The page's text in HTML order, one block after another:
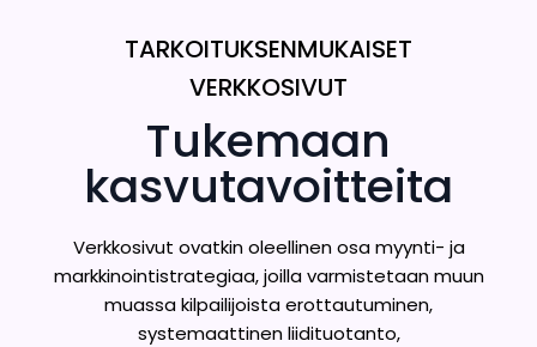
TARKOITUKSENMUKAISET
VERKKOSIVUT
Tukemaan
kasvutavoitteita
Verkkosivut ovatkin oleellinen osa myynti- ja
markkinointistrategiaa, joilla varmistetaan muun
muassa kilpailijoista erottautuminen,
systemaattinen liidituotanto,